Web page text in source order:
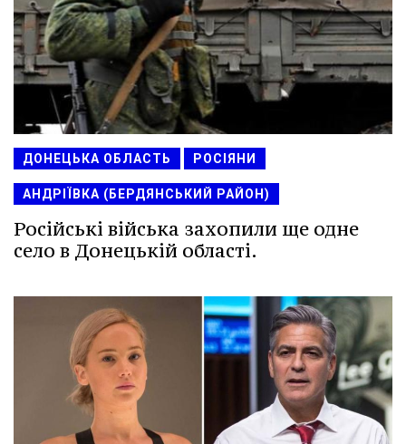
ДОНЕЦЬКА ОБЛАСТЬ РОСІЯНИ
АНДРІЇВКА (БЕРДЯНСЬКИЙ РАЙОН)
Російські війська захопили ще одне
село в Донецькій області.